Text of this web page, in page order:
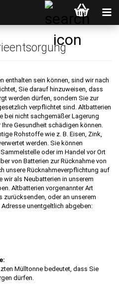
enthalten sein können, sind wir nach
Sie darauf hinzuweisen, dass
werden dürfen, sondern Sie zur
verpflichtet sind. Altbatterien
bei nicht sachgemäßer Lagerung
Gesundheit schädigen können.
Rohstoffe wie z. B. Eisen, Zink,
werden. Sie können
oder im Handel vor Ort
von Batterien zur Rücknahme von
unsere Rücknahmeverpflichtung auf
wir als Neubatterien in unserem
Altbatterien vorgenannter Art
zurücksenden, oder an unserem
unentgeltlich abgeben:
Mülltonne bedeutet, dass Sie
dürfen.